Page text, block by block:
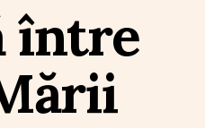
între